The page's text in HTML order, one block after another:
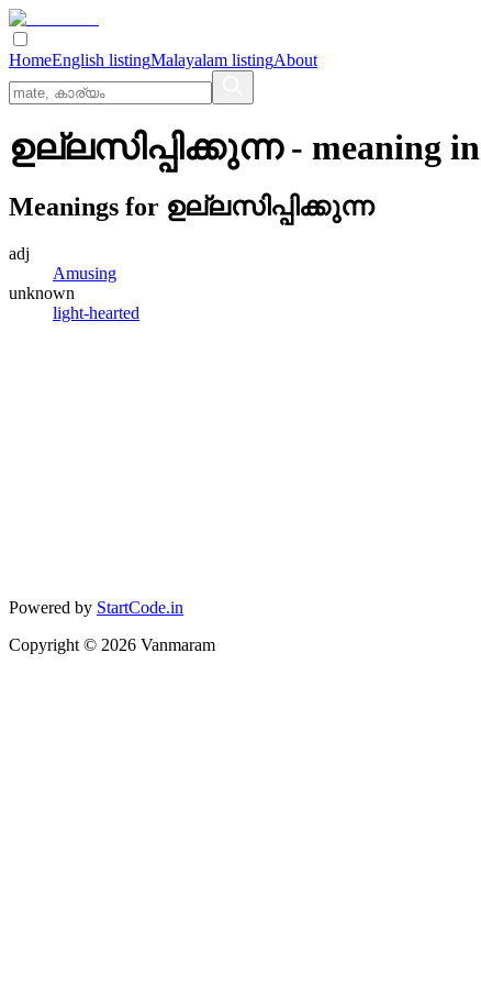
HomeEnglish listingMalayalam listingAbout
ഉല്ലസിപ്പിക്കുന്ന- meaning in
Meanings for ഉല്ലസിപ്പിക്കുന്ന
adj
Amusing
unknown
light-hearted
Powered by StartCode.in
Copyright © 2026 Vanmaram